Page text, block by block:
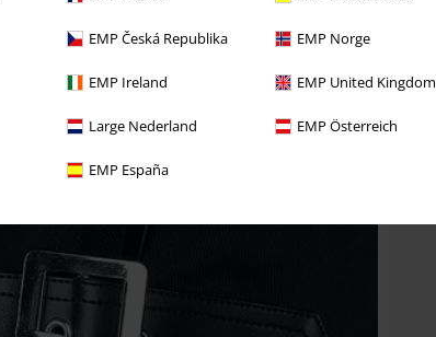
EMP Česká Republika EMP Norge
EMP Ireland EMP United Kingdom
Large Nederland EMP Österreich
EMP España